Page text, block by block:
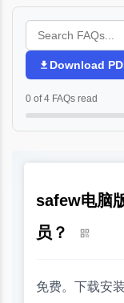
Download
0 of 4 FAQs read
safew电脑
员？
免费。下载安